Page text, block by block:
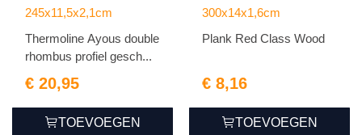
profiel geschaafd
245x11,5x2,1cm
Thermoline Ayous double
rhombus profiel gesch...
€ 20,95
TOEVOEGEN
1.6x14.0x300cm
300x14x1,6cm
Plank Red Class Wood
€ 8,16
TOEVOEGEN